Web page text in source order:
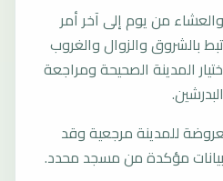
من يوم إلى آخر أمر
بالشروق والزوال والغروب
المدينة الصحيحة ومراجعة
للمدينة مرجعية وقد
بيانات مؤكدة من مسجد محدد.